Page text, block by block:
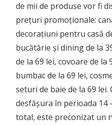
de mii de produse vor fi
prețuri promoționale:
decorațiuni pentru casă
bucătărie și dining de la
de la 69 lei, covoare de la
bumbac de la 69 lei,
seturi de baie de la 69 lei.
desfășura în perioada 14
total, este preconizat un